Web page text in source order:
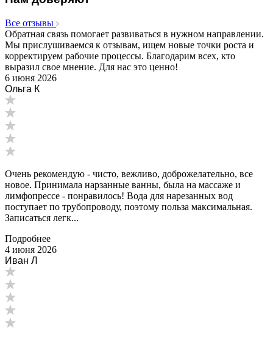
Все отзывы
Обратная связь помогает развиваться в нужном направлении.
Мы прислушиваемся к отзывам, ищем новые точки роста и
корректируем рабочие процессы. Благодарим всех, кто
выразил свое мнение. Для нас это ценно!
6 июня 2026
Ольга К
Очень рекомендую - чисто, вежливо, доброжелательно, все
новое. Принимала нарзанные ванны, была на массаже и
лимфопрессе - понравилось! Вода для нарезанных вод
поступает по трубопроводу, поэтому польза максимальная.
Записаться легк...
Подробнее
4 июня 2026
Иван Л